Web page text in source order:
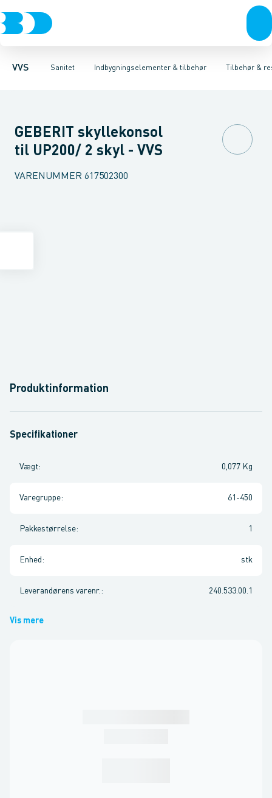
VVS Sanitet
Rør & fittingsPressfittings & rørKuglehaner & ventilerAfløb
Indbygningselementer & tilbehør
Toiletter, sæder og cisternerVaskeArmaturerBrusereTilbehør &
Høje Indbygnings elementerLave Indbygnings elementer
GEBERIT skyllekonsol
til UP200/ 2 skyl - VVS
VARENUMMER 617502300
Produktinformation
Specifikationer
Vægt: 0,077 Kg
Varegruppe: 61-450
Pakkestørrelse: 1
Enhed : stk
Leverandørens varenr. : 240.533.00.1
Vis mere